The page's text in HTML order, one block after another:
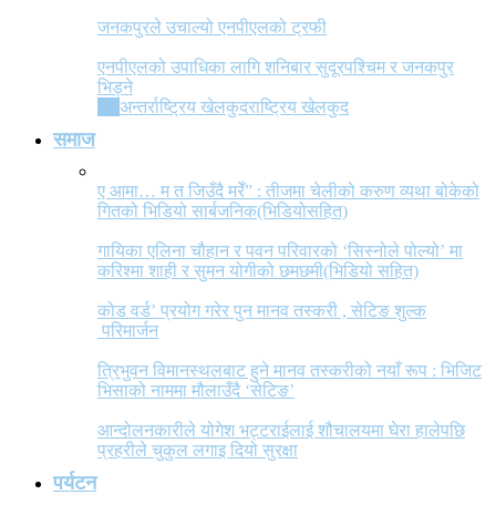
जनकपुरले उचाल्यो एनपीएलको ट्रफी
एनपीएलको उपाधिका लागि शनिबार सुदूरपश्चिम र जनकपुर
भिड्ने
अन्तर्राष्ट्रिय खेलकुदराष्ट्रिय खेलकुद
समाज
ए आमा… म त जिउँदै मरेँ” : तीजमा चेलीको करुण व्यथा बोकेको
गितको भिडियो सार्बजनिक(भिडियोसहित)
गायिका एलिना चौहान र पवन परिवारको ‘सिस्नोले पोल्यो’ मा
करिश्मा शाही र सुमन योगीको छमछमी(भिडियो सहित)
कोड वर्ड’ प्रयोग गरेर पुन मानव तस्करी , सेटिङ शुल्क
परिमार्जन
त्रिभुवन विमानस्थलबाट हुने मानव तस्करीको नयाँ रूप : भिजिट
भिसाको नाममा मौलाउँदै ‘सेटिङ’
आन्दोलनकारीले योगेश भट्टराईलाई शौचालयमा घेरा हालेपछि
प्रहरीले चुकुल लगाइ दियो सुरक्षा
पर्यटन